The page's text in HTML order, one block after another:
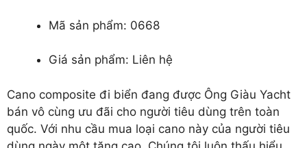
Mã sản phẩm: 0668
Giá sản phẩm: Liên hệ
Cano composite đi biển đang được Ông Giàu Yacht
bán vô cùng ưu đãi cho người tiêu dùng trên toàn
quốc. Với nhu cầu mua loại cano này của người tiêu